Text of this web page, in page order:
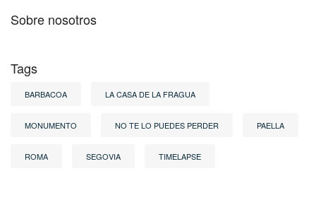
Sobre nosotros
Tags
BARBACOA LA CASA DE LA FRAGUA
MONUMENTO NO TE LO PUEDES PERDER PAELLA
ROMA SEGOVIA TIMELAPSE